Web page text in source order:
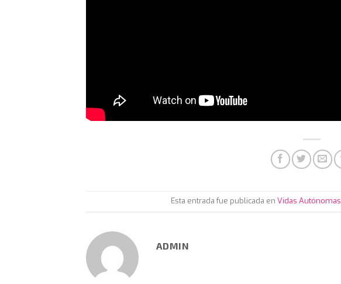
Esta entrada fue publicada enVidas Autónomas
ADMIN